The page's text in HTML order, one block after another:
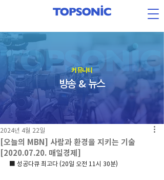
​커뮤니티
방송 & 뉴스
[오늘의 MBN] 사람과 환경을 지키는 기술
[2020.07.20. 매일경제]
2024년 4월 22일
■ 성공다큐 최고다 (20일 오전 11시 30분)